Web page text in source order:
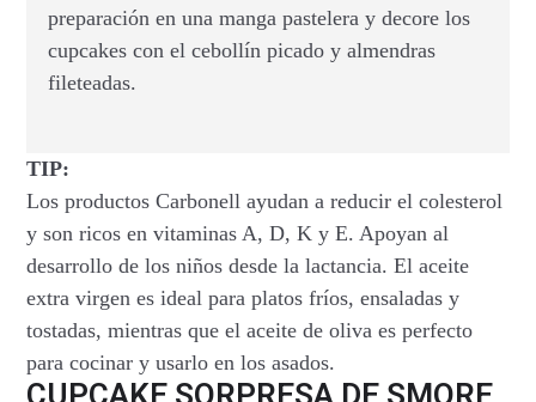
preparación en una manga pastelera y decore los
cupcakes con el cebollín picado y almendras
fileteadas.
TIP:
Los productos Carbonell ayudan a reducir el colesterol
y son ricos en vitaminas A, D, K y E. Apoyan al
desarrollo de los niños desde la lactancia. El aceite
extra virgen es ideal para platos fríos, ensaladas y
tostadas, mientras que el aceite de oliva es perfecto
para cocinar y usarlo en los asados.